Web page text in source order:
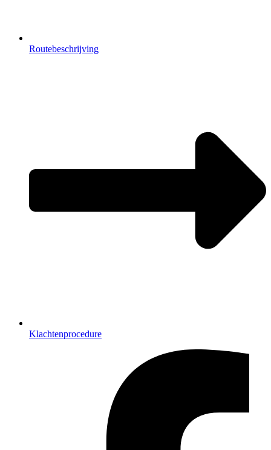
Routebeschrijving
Klachtenprocedure